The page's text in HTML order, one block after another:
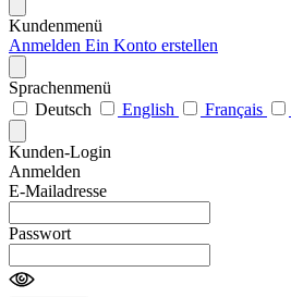
Kundenmenü
Anmelden Ein Konto erstellen
Sprachenmenü
Deutsch
English Français
Kunden-Login
Anmelden
E-Mailadresse
Passwort